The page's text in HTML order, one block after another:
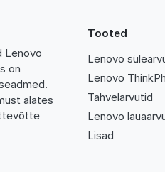
Lenovo
on
alates
Tooted
Lenovo
Lenovo
Tahvelarvutid
Lenovo
Lisad